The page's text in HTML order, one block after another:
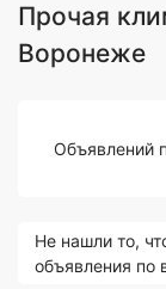
Прочая
Воронеже
Объявлений
Не нашли то,
объявления по